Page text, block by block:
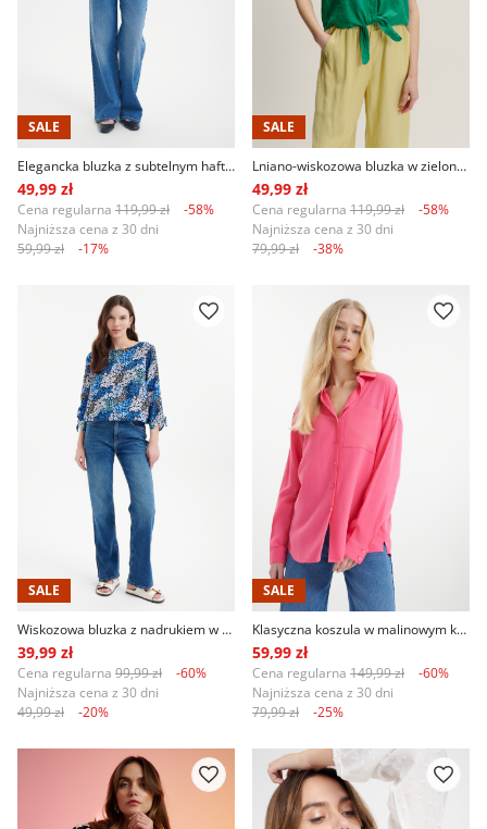
SALE
Elegancka bluzka z subtelnym haftem
49,99 zł
Cena regularna 119,99 zł
-58%
Najniższa cena z 30 dni
59,99 zł
-17%
SALE
Lniano-wiskozowa bluzka w zielonym kolorze
49,99 zł
Cena regularna 119,99 zł
-58%
Najniższa cena z 30 dni
79,99 zł
-38%
SALE
Wiskozowa bluzka z nadrukiem w drobne kwiaty
39,99 zł
Cena regularna 99,99 zł
-60%
Najniższa cena z 30 dni
49,99 zł
-20%
SALE
Klasyczna koszula w malinowym kolorze
59,99 zł
Cena regularna 149,99 zł
-60%
Najniższa cena z 30 dni
79,99 zł
-25%